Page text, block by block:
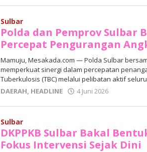
Junaedi
Sulbar
Polda dan Pemprov Sulbar
Percepat Pengurangan
Mamuju, Mesakada.com — Polda Sulbar
memperkuat sinergi dalam percepatan
Tuberkulosis (TBC) melalui pelibatan aktif
DAERAH, HEADLINE 4 Juni 2026
Junaedi
Sulbar
DKPPKB Sulbar Bakal
Fokus Intervensi Sejak Dini